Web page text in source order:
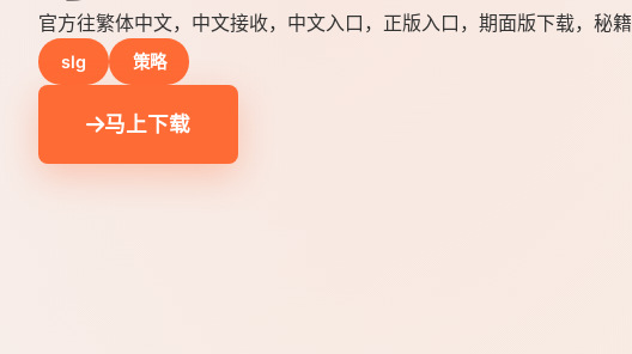
官方往繁体中文，中文接收，中文入口，正版入口，期面版下载，秘籍
slg 策略
马上下载